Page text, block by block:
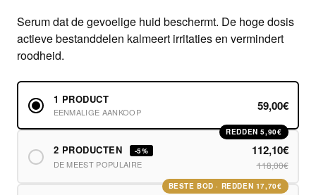
Serum dat de gevoelige huid beschermt. De hoge dosis
actieve bestanddelen kalmeert irritaties en vermindert
roodheid.
1 PRODUCT
EENMALIGE AANKOOP 59,00€
REDDEN 5,90€
2 PRODUCTEN -5%
DE MEEST POPULAIRE
112,10€
118,00€
BESTE BOD · REDDEN 17,70€